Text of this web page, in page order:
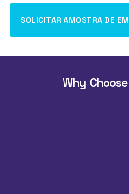
SOLICITAR AMOSTRA DE
Why